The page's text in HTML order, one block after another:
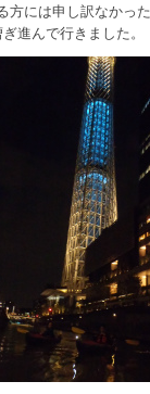
方には申し訳なかっ
進んで行きました。